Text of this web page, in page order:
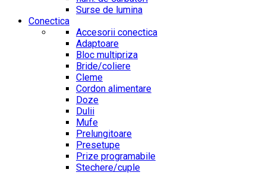
Surse de lumina
Conectica
Accesorii conectica
Adaptoare
Bloc multipriza
Bride/coliere
Cleme
Cordon alimentare
Doze
Dulii
Mufe
Prelungitoare
Presetupe
Prize programabile
Stechere/cuple